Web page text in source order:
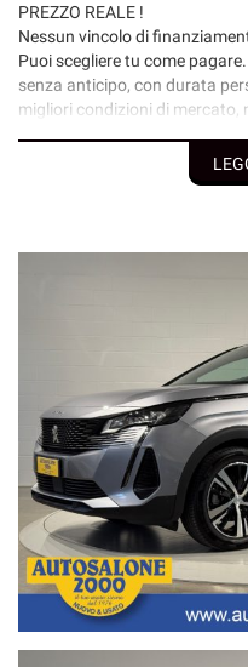
PREZZO REALE !
Nessun vincolo di
Puoi scegliere tu come
senza anticipo, con durata
migliori condizioni di mercato,
• Consegna a domicilio;
(privati/ditte individuali/
• Garanzia assicurativa
Segui Autosalone 2000 srl e
l’esperienza dei nostri clienti:
• www.autosalone2000.eu
aggiornato, maggiori foto e
servizi e la nostra storia dal
• Facebook / Instagram
attività e l’album fotografico
emozionante immortalato con